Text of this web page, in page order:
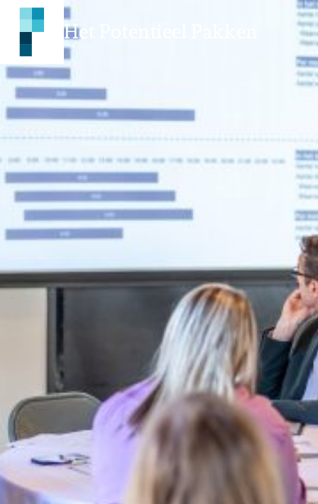
Het Potentieel Pakken